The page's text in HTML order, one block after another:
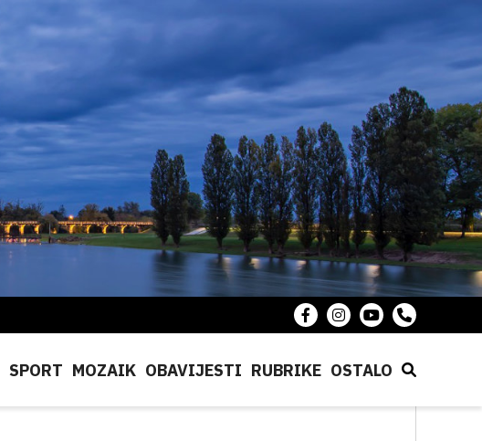
SPORT MOZAIK OBAVIJESTI RUBRIKE OSTALO